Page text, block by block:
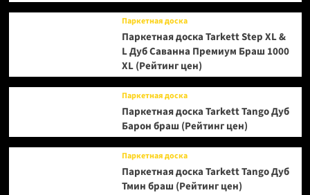
Паркетная доска
Паркетная доска Tarkett Step XL &
L Дуб Саванна Премиум Браш 1000
XL (Рейтинг цен)
Паркетная доска
Паркетная доска Tarkett Tango Дуб
Барон браш (Рейтинг цен)
Паркетная доска
Паркетная доска Tarkett Tango Дуб
Тмин браш (Рейтинг цен)